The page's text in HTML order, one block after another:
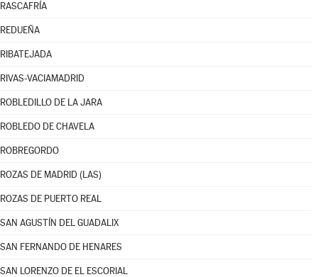
RASCAFRÍA
REDUEÑA
RIBATEJADA
RIVAS-VACIAMADRID
ROBLEDILLO DE LA JARA
ROBLEDO DE CHAVELA
ROBREGORDO
ROZAS DE MADRID (LAS)
ROZAS DE PUERTO REAL
SAN AGUSTÍN DEL GUADALIX
SAN FERNANDO DE HENARES
SAN LORENZO DE EL ESCORIAL